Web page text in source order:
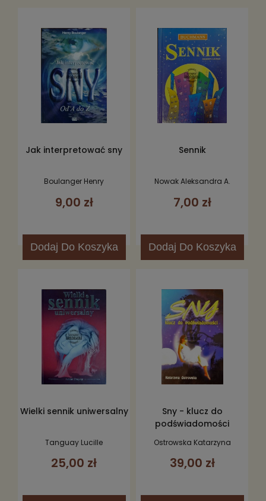
Jak interpretować sny
Boulanger Henry
9,00 zł
Dodaj Do Koszyka
Sennik
Nowak Aleksandra A.
7,00 zł
Dodaj Do Koszyka
Wielki sennik uniwersalny
Tanguay Lucille
25,00 zł
Sny - klucz do
podświadomości
Ostrowska Katarzyna
39,00 zł